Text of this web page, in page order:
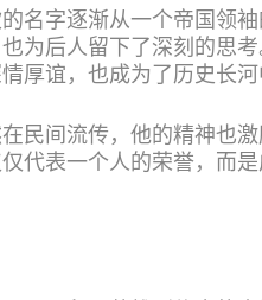
名字逐渐从一个帝国领
为后人留下了深刻的思
厚谊，也成为了历史长河
民间流传，他的精神也
代表一个人的荣誉，而